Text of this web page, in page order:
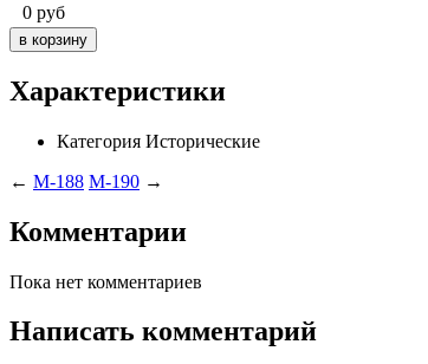
0 руб
Характеристики
Категория Исторические
← M-188 M-190 →
Комментарии
Пока нет комментариев
Написать комментарий